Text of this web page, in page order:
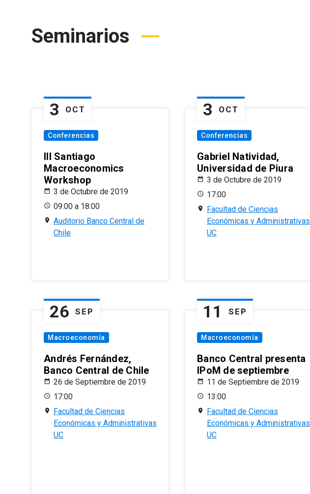
Seminarios
3 OCT
Conferencias
III Santiago
Macroeconomics
Workshop
3 de Octubre de 2019
09:00 a 18:00
Auditorio Banco Central de
Chile
3 OCT
Conferencias
Gabriel Natividad,
Universidad de Piura
3 de Octubre de 2019
17:00
Facultad de Ciencias
Económicas y Administrativas
UC
26 SEP
Macroeconomía
Andrés Fernández,
Banco Central de Chile
26 de Septiembre de 2019
17:00
Facultad de Ciencias
Económicas y Administrativas
UC
11 SEP
Macroeconomía
Banco Central presenta
IPoM de septiembre
11 de Septiembre de 2019
13:00
Facultad de Ciencias
Económicas y Administrativas
UC